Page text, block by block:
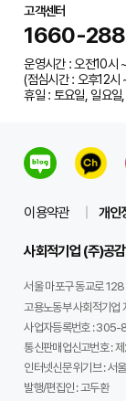
'유기동물 입양
비 등 입양 초기
시민이 일상에
거점 공간도 운
이러한 지원은
유기묘의 수를
갈 수 있는 구조
고객센터
1660-
운영시간 : 오전10시
(점심시간 : 오후12시
휴일 : 토요일, 일요일
이용약관 개인
사회적기업 (주)공
서울 마포구 동교로
고용노동부 사회적기
사업자등록번호 :305-
통신판매업신고번호 :
인터넷신문 위기브 :서
발행/편집인 :고두환